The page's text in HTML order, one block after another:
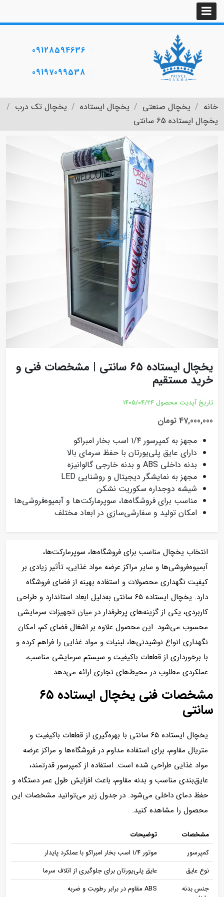
09128594636
09197099538
خانه یخچال صنعتی یخچال ایستاده
یخچال تک درب
یخچال ایستاده 65 سانتی
یخچال ایستاده ۶۵ سانتی | مشخصات فنی و
خرید مستقیم
تاریخ آپدیت محصول 1405/04/24
47,000,000 تومان
مجهز به کمپرسور ۱/۴ اسب بخار امبراکو
دارای عایق پلی‌یورتان با حفظ سرمای بالا
بدنه داخلی ABS و بدنه خارجی گالوانیزه
مجهز به نمایشگر دیجیتال و روشنایی LED
شیشه دوجداره سکوریت نشکن
مناسب برای فروشگاه‌ها، سوپرمارکت‌ها و آبمیوه‌فروشی‌ها
امکان تولید و سفارشی‌سازی در ابعاد مختلف
انتخاب یخچال مناسب برای فروشگاه‌ها، سوپرمارکت‌ها،
آبمیوه‌فروشی‌ها و سایر مراکز عرضه مواد غذایی، تأثیر زیادی بر
کیفیت نگهداری محصولات و استفاده بهینه از فضای فروشگاه
دارد. یخچال ایستاده ۶۵ سانتی به‌دلیل ابعاد استاندارد و طراحی
کاربردی، یکی از گزینه‌های پرطرفدار در میان تجهیزات سرمایشی
محسوب می‌شود. این محصول علاوه بر اشغال فضای کم، امکان
نگهداری انواع نوشیدنی‌ها، لبنیات و مواد غذایی را فراهم کرده و
با برخورداری از قطعات باکیفیت و سیستم سرمایشی مناسب،
عملکردی مطلوب در محیط‌های تجاری ارائه می‌دهد.
مشخصات فنی یخچال ایستاده ۶۵
سانتی
یخچال ایستاده ۶۵ سانتی با بهره‌گیری از قطعات باکیفیت و
متریال مقاوم، برای استفاده مداوم در فروشگاه‌ها و مراکز عرضه
مواد غذایی طراحی شده است. استفاده از کمپرسور قدرتمند،
عایق‌بندی مناسب و بدنه مقاوم، باعث افزایش طول عمر دستگاه و
حفظ دمای داخلی می‌شود. در جدول زیر می‌توانید مشخصات این
محصول را مشاهده کنید.
مشخصات
توضیحات
کمپرسور
موتور ۱/۴ اسب بخار امبراکو با عملکرد پایدار
نوع عایق
عایق پلی‌یورتان برای جلوگیری از اتلاف سرما
جنس بدنه
ABS مقاوم در برابر رطوبت و ضربه